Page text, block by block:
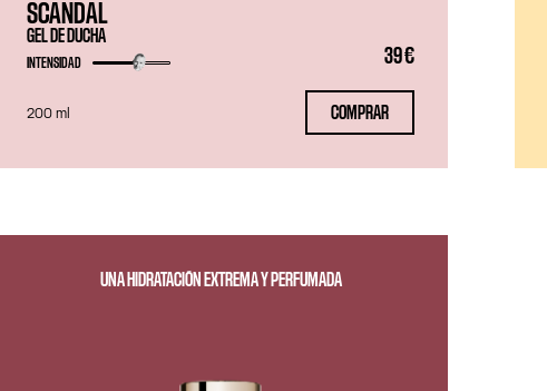
SCANDAL
GEL DE DUCHA
39 €
INTENSIDAD
200 ml COMPRAR
UNA HIDRATACIÓN EXTREMA Y PERFUMADA